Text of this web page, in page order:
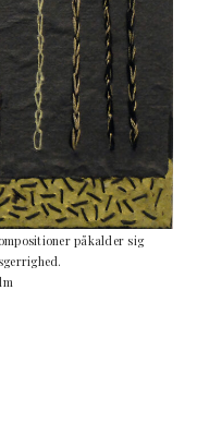
påkalder sig